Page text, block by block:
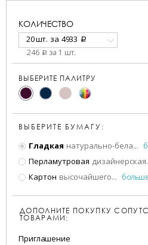
КОЛИЧЕСТВО
20 шт. за 4933 a
246 a за 1 шт.
ВЫБЕРИТЕ ПАЛИТРУ
ВЫБЕРИТЕ БУМАГУ:
Гладкая натурально-бела...
Перламутровая дизайнерская
Картон высочайшего... больше
ДОПОЛНИТЕ ПОКУПКУ
ТОВАРАМИ:
Приглашение